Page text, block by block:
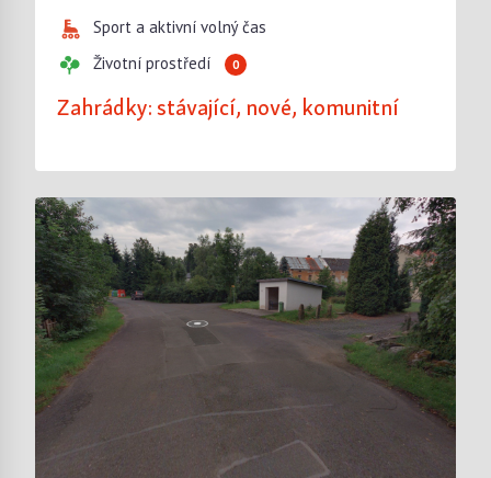
Sport a aktivní volný čas
Životní prostředí
0
Zahrádky: stávající, nové, komunitní